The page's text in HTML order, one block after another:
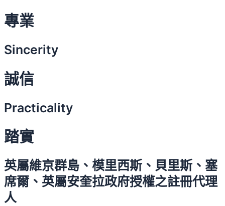
專業
Sincerity
誠信
Practicality
踏實
英屬維京群島、模里西斯、貝里斯、塞
席爾、英屬安奎拉政府授權之註冊代理
人